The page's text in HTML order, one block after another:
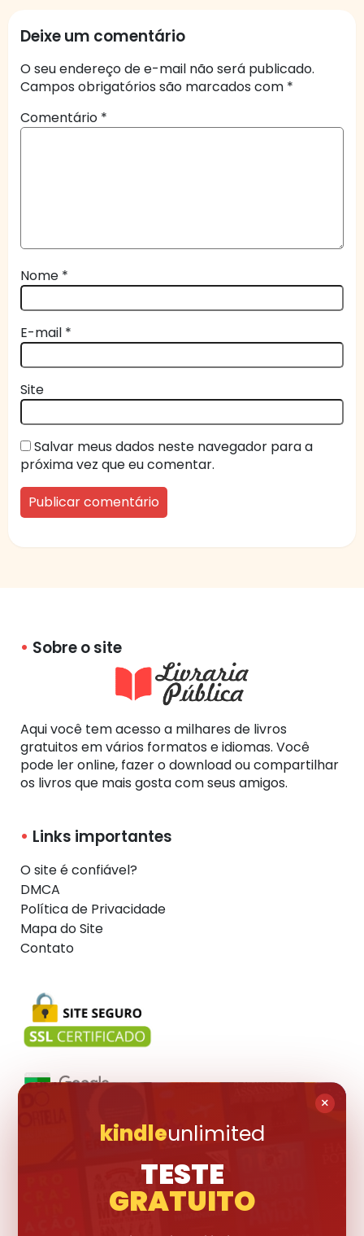
Deixe um comentário
O seu endereço de e-mail não será publicado.
Campos obrigatórios são marcados com *
Comentário *
Nome *
E-mail *
Site
Salvar meus dados neste navegador para a
próxima vez que eu comentar.
Sobre o site
Aqui você tem acesso a milhares de livros
gratuitos em vários formatos e idiomas. Você
pode ler online, fazer o download ou compartilhar
os livros que mais gosta com seus amigos.
Links importantes
O site é confiável?
DMCA
Política de Privacidade
Mapa do Site
Contato
×
kindleunlimited
TESTE
GRATUITO